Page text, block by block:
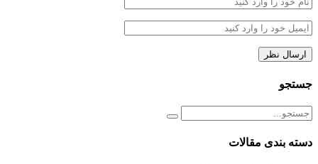
جستجو
دسته بندی مقالات